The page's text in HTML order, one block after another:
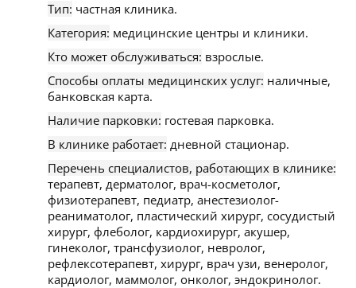
Тип: частная клиника.
Категория: медицинские центры и клиники.
Кто может обслуживаться: взрослые.
Способы оплаты медицинских услуг: наличные,
банковская карта.
Наличие парковки: гостевая парковка.
В клинике работает: дневной стационар.
Перечень специалистов, работающих в клинике:
терапевт, дерматолог, врач-косметолог,
физиотерапевт, педиатр, анестезиолог-
реаниматолог, пластический хирург, сосудистый
хирург, флеболог, кардиохирург, акушер,
гинеколог, трансфузиолог, невролог,
рефлексотерапевт, хирург, врач узи, венеролог,
кардиолог, маммолог, онколог, эндокринолог.